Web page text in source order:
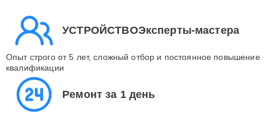
УСТРОЙСТВОЭксперты-мастера
Опыт строго от 5 лет, сложный отбор и постоянное повышение
квалификации
Ремонт за 1 день